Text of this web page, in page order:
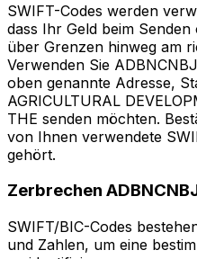
SWIFT-Codes werden
dass Ihr Geld beim
über Grenzen hinweg am
Verwenden Sie
oben genannte Adresse,
AGRICULTURAL
THE senden möchten.
von Ihnen verwendete
gehört.
Zerbrechen
SWIFT/BIC-Codes
und Zahlen, um eine